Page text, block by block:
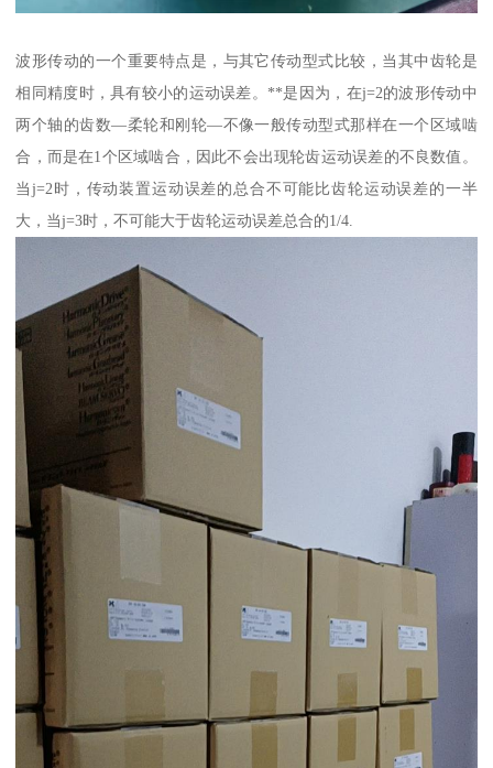
波形传动的一个重要特点是，与其它传动型式比较，当其中齿轮是
相同精度时，具有较小的运动误差。**是因为，在j=2的波形传动中
两个轴的齿数—柔轮和刚轮—不像一般传动型式那样在一个区域啮
合，而是在1个区域啮合，因此不会出现轮齿运动误差的不良数值。
当j=2时，传动装置运动误差的总合不可能比齿轮运动误差的一半
大，当j=3时，不可能大于齿轮运动误差总合的1/4.